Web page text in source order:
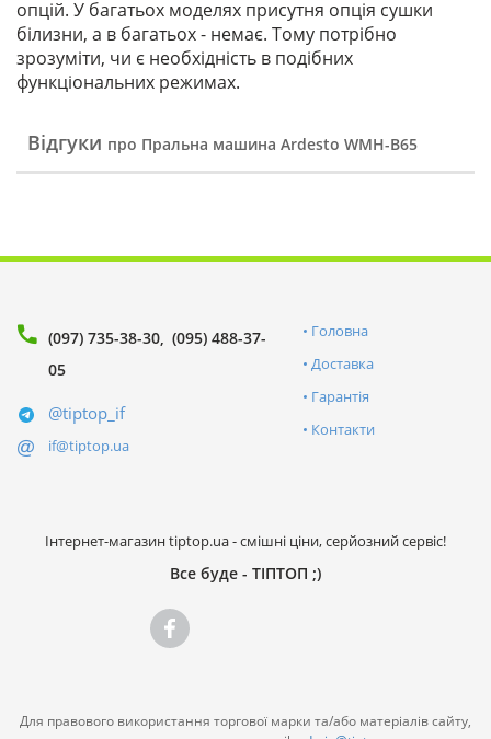
опцій. У багатьох моделях присутня опція сушки
білизни, а в багатьох - немає. Тому потрібно
зрозуміти, чи є необхідність в подібних
функціональних режимах.
Відгуки про Пральна машина Ardesto WMH-B65
(097) 735-38-30 (095) 488-37-
05
@tiptop_if
if@tiptop.ua
Головна
Доставка
Гарантія
Контакти
Інтернет-магазин tiptop.ua - смішні ціни, серйозний сервіс!
Все буде - ТІПТОП ;)
Для правового використання торгової марки та/або матеріалів сайту,